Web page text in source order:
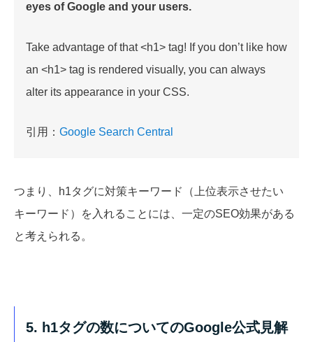
eyes of Google and your users.
Take advantage of that <h1> tag! If you don’t like how
an <h1> tag is rendered visually, you can always
alter its appearance in your CSS.
引用： Google Search Central
つまり、h1タグに対策キーワード（上位表示させたい
キーワード）を入れることには、一定のSEO効果がある
と考えられる。
5. h1タグの数についてのGoogle公式見解